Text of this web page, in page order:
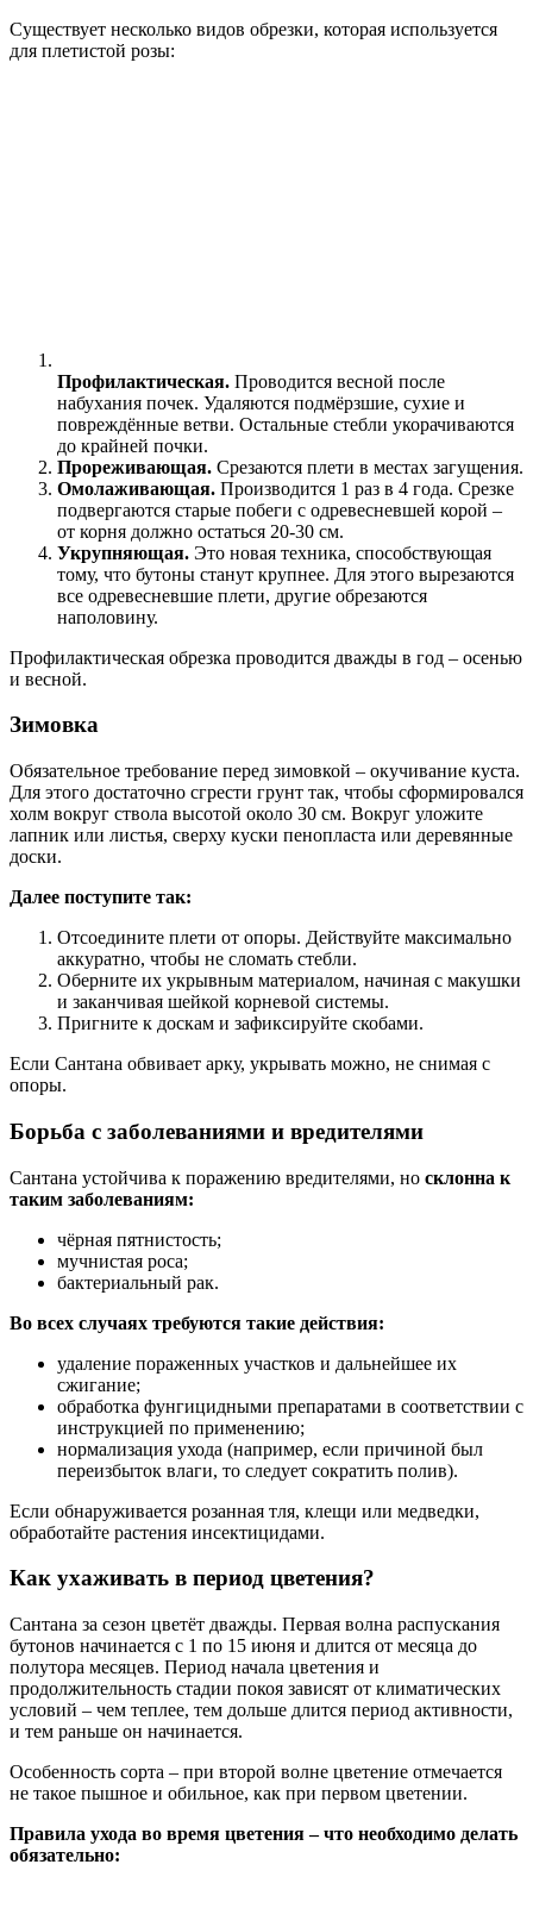
Существует несколько видов обрезки, которая используется
для плетистой розы:
Профилактическая. Проводится весной после
набухания почек. Удаляются подмёрзшие, сухие и
повреждённые ветви. Остальные стебли укорачиваются
до крайней почки.
Прореживающая. Срезаются плети в местах загущения.
Омолаживающая. Производится 1 раз в 4 года. Срезке
подвергаются старые побеги с одревесневшей корой –
от корня должно остаться 20-30 см.
Укрупняющая. Это новая техника, способствующая
тому, что бутоны станут крупнее. Для этого вырезаются
все одревесневшие плети, другие обрезаются
наполовину.
Профилактическая обрезка проводится дважды в год – осенью
и весной.
Зимовка
Обязательное требование перед зимовкой – окучивание куста.
Для этого достаточно сгрести грунт так, чтобы сформировался
холм вокруг ствола высотой около 30 см. Вокруг уложите
лапник или листья, сверху куски пенопласта или деревянные
доски.
Далее поступите так:
Отсоедините плети от опоры. Действуйте максимально
аккуратно, чтобы не сломать стебли.
Оберните их укрывным материалом, начиная с макушки
и заканчивая шейкой корневой системы.
Пригните к доскам и зафиксируйте скобами.
Если Сантана обвивает арку, укрывать можно, не снимая с
опоры.
Борьба с заболеваниями и вредителями
Сантана устойчива к поражению вредителями, но склонна к
таким заболеваниям:
чёрная пятнистость;
мучнистая роса;
бактериальный рак.
Во всех случаях требуются такие действия:
удаление пораженных участков и дальнейшее их
сжигание;
обработка фунгицидными препаратами в соответствии с
инструкцией по применению;
нормализация ухода (например, если причиной был
переизбыток влаги, то следует сократить полив).
Если обнаруживается розанная тля, клещи или медведки,
обработайте растения инсектицидами.
Как ухаживать в период цветения?
Сантана за сезон цветёт дважды. Первая волна распускания
бутонов начинается с 1 по 15 июня и длится от месяца до
полутора месяцев. Период начала цветения и
продолжительность стадии покоя зависят от климатических
условий – чем теплее, тем дольше длится период активности,
и тем раньше он начинается.
Особенность сорта – при второй волне цветение отмечается
не такое пышное и обильное, как при первом цветении.
Правила ухода во время цветения – что необходимо делать
обязательно: